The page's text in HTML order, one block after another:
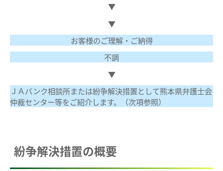
▼
▼
お客様のご理解・ご納得
不調
▼
ＪＡバンク相談所または紛争解決措置として熊本県弁護士会
仲裁センター等をご紹介します。（次項参照）
紛争解決措置の概要